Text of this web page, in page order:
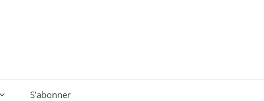
S’abonner